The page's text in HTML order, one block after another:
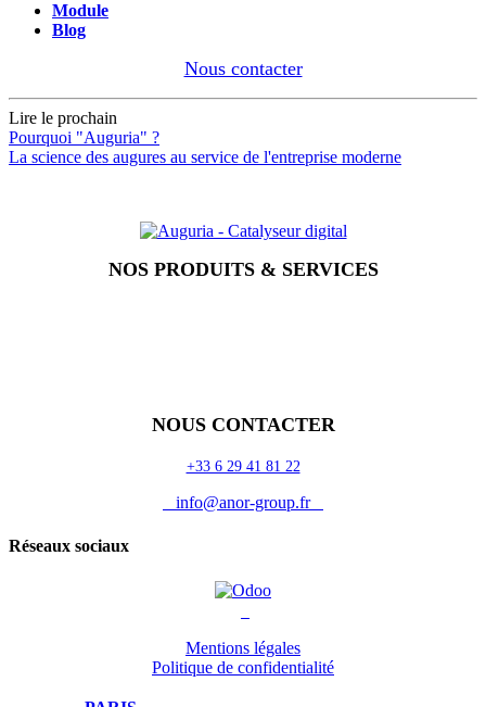
Module
Blog
Nous contacter
Lire le prochain
Pourquoi "Auguria" ?
La science des augures au service de l'entreprise moderne
NOS PRODUITS & SERVICES
NOUS CONTACTER
+33 6 29 41 81 22
info@anor-group.fr
Réseaux sociaux
Mentions légales
Politique de confidentialité